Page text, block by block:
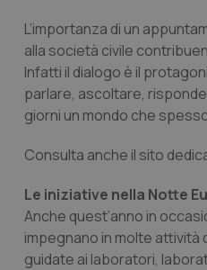
L’importanza di un
alla società civile
Infatti il dialogo è il
parlare, ascoltare,
giorni un mondo che
Consulta anche il sito
Le iniziative nella Notte
Anche quest’anno in
impegnano in molte
guidate ai laboratori,